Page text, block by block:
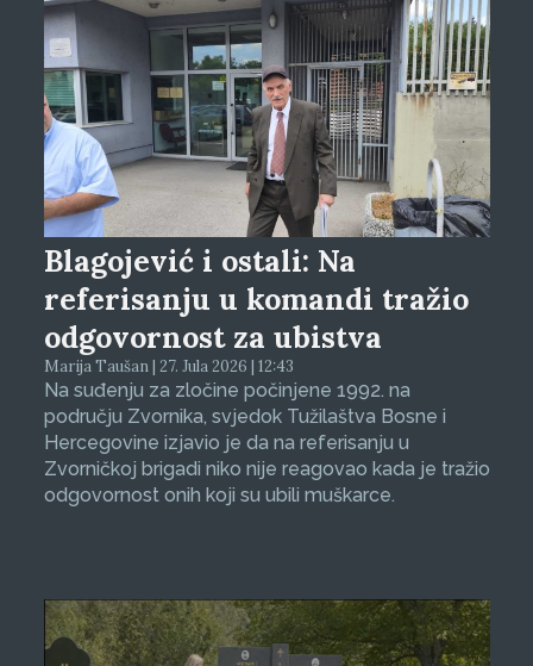
Blagojević i ostali: Na
referisanju u komandi tražio
odgovornost za ubistva
Marija Taušan | 27. Jula 2026 | 12:43
Na suđenju za zločine počinjene 1992. na
području Zvornika, svjedok Tužilaštva Bosne i
Hercegovine izjavio je da na referisanju u
Zvorničkoj brigadi niko nije reagovao kada je tražio
odgovornost onih koji su ubili muškarce.